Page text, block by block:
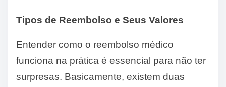
Tipos de Reembolso e Seus Valores
Entender como o reembolso médico
funciona na prática é essencial para não ter
surpresas. Basicamente, existem duas